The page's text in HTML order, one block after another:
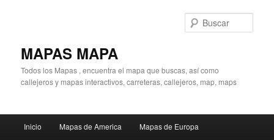
MAPAS MAPA
Todos los Mapas , encuentra el mapa que buscas, así como
callejeros y mapas interactivos, carreteras, callejeros, map, maps
principal
Inicio Mapas de America Mapas de Europa